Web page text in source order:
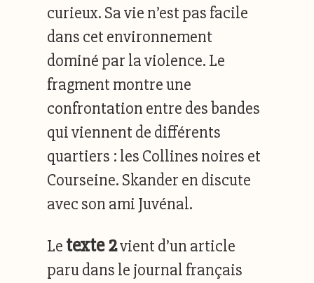
curieux. Sa vie n’est pas facile
dans cet environnement
dominé par la violence. Le
fragment montre une
confrontation entre des bandes
qui viennent de différents
quartiers : les Collines noires et
Courseine. Skander en discute
avec son ami Juvénal.
Le texte 2vient d’un article
paru dans le journal français